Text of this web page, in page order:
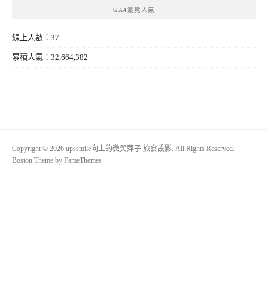
GA4瀏覽人氣
線上人數：37
累積人氣：32,664,382
Copyright © 2026 upssmile向上的微笑萍子 旅食設影. All Rights Reserved.
Boston Theme by FameThemes